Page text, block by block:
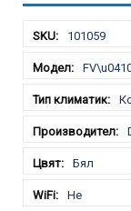
101059
Бял
Не